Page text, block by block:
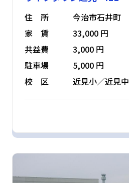
住 所
今治市石井町
家 賃
33,000 円
共益費
3,000 円
駐車場
5,000 円
校 区
近見小／近見中